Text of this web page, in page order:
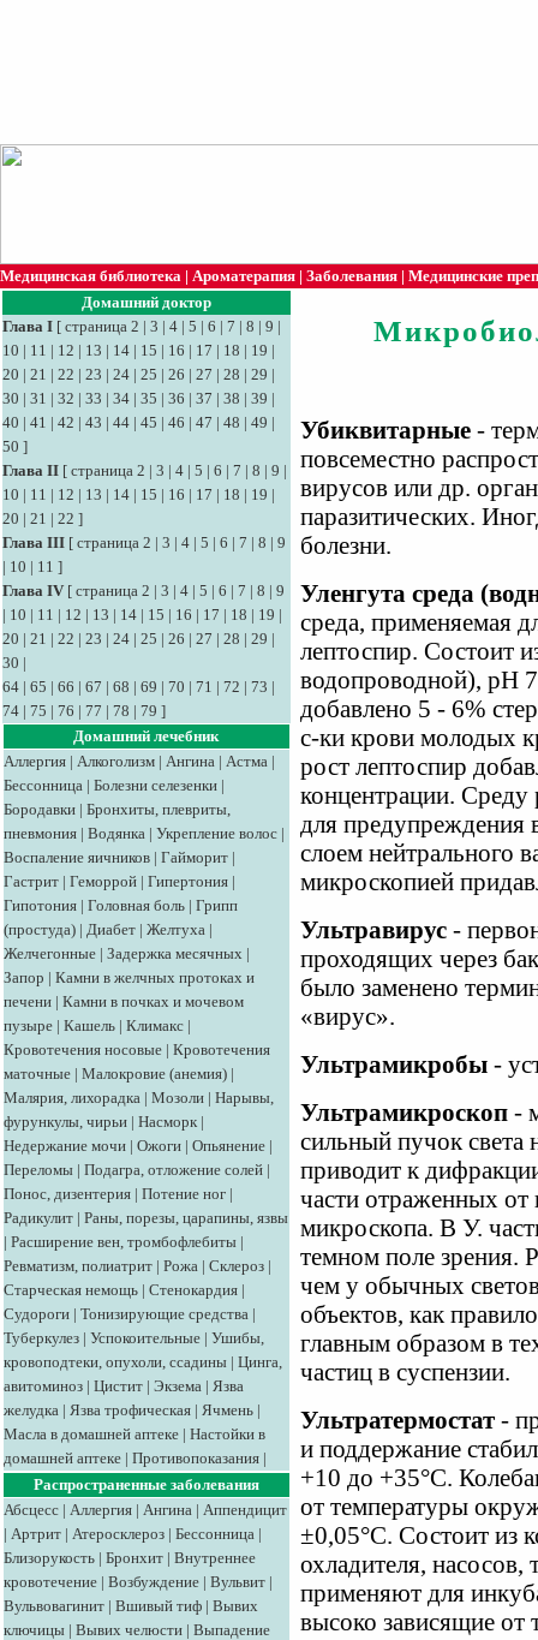
Медицинская библиотека | Ароматерапия | Заболевания | Медицинские
Домашний доктор
Глава I [ страница 2 | 3 | 4 | 5 | 6 | 7 | 8 | 9 |
10 | 11 | 12 | 13 | 14 | 15 | 16 | 17 | 18 | 19 |
20 | 21 | 22 | 23 | 24 | 25 | 26 | 27 | 28 | 29 |
30 | 31 | 32 | 33 | 34 | 35 | 36 | 37 | 38 | 39 |
40 | 41 | 42 | 43 | 44 | 45 | 46 | 47 | 48 | 49 |
50 ]
Глава II [ страница 2 | 3 | 4 | 5 | 6 | 7 | 8 | 9 |
10 | 11 | 12 | 13 | 14 | 15 | 16 | 17 | 18 | 19 |
20 | 21 | 22 ]
Глава III [ страница 2 | 3 | 4 | 5 | 6 | 7 | 8 | 9
| 10 | 11 ]
Глава IV [ страница 2 | 3 | 4 | 5 | 6 | 7 | 8 | 9
| 10 | 11 | 12 | 13 | 14 | 15 | 16 | 17 | 18 | 19 |
20 | 21 | 22 | 23 | 24 | 25 | 26 | 27 | 28 | 29 |
30 |
64 | 65 | 66 | 67 | 68 | 69 | 70 | 71 | 72 | 73 |
74 | 75 | 76 | 77 | 78 | 79 ]
Домашний лечебник
Аллергия | Алкоголизм | Ангина | Астма |
Бессонница | Болезни селезенки |
Бородавки | Бронхиты, плевриты,
пневмония | Водянка | Укрепление волос |
Воспаление яичников | Гайморит |
Гастрит | Геморрой | Гипертония |
Гипотония | Головная боль | Грипп
(простуда) | Диабет | Желтуха |
Желчегонные | Задержка месячных |
Запор | Камни в желчных протоках и
печени | Камни в почках и мочевом
пузыре | Кашель | Климакс |
Кровотечения носовые | Кровотечения
маточные | Малокровие (анемия) |
Малярия, лихорадка | Мозоли | Нарывы,
фурункулы, чирьи | Насморк |
Недержание мочи | Ожоги | Опьянение |
Переломы | Подагра, отложение солей |
Понос, дизентерия | Потение ног |
Радикулит | Раны, порезы, царапины, язвы
| Расширение вен, тромбофлебиты |
Ревматизм, полиатрит | Рожа | Склероз |
Старческая немощь | Стенокардия |
Судороги | Тонизирующие средства |
Туберкулез | Успокоительные | Ушибы,
кровоподтеки, опухоли, ссадины | Цинга,
авитоминоз | Цистит | Экзема | Язва
желудка | Язва трофическая | Ячмень |
Масла в домашней аптеке | Настойки в
домашней аптеке | Противопоказания |
Распространенные заболевания
Абсцесс | Аллергия | Ангина | Аппендицит
| Артрит | Атеросклероз | Бессонница |
Близорукость | Бронхит | Внутреннее
кровотечение | Возбуждение | Вульвит |
Вульвовагинит | Вшивый тиф | Вывих
ключицы | Вывих челюсти | Выпадение
Убиквитарные -
повсеместно
вирусов или др.
паразитических.
болезни.
Уленгута среда
среда, применяемая
лептоспир. Состоит
водопроводной), рН
добавлено 5 - 6%
с-ки крови молодых
рост лептоспир
концентрации.
для
слоем нейтрального
микроскопией
Ультравирус -
проходящих через
было заменено
«вирус».
Ультрамикробы -
Ультрамикроскоп -
сильный пучок света
приводит к
части отраженных от
микроскопа. В У.
темном поле зрения.
чем у обычных
объектов, как
главным образом в
частиц в суспензии.
Ультратермостат -
и поддержание
+10 до +35°С.
от температуры
±0,05°С. Состоит из
охладителя,
применяют для
высоко зависящие от